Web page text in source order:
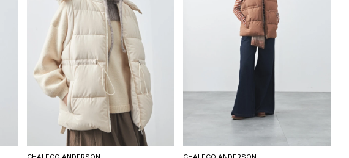
Seleccionar talle